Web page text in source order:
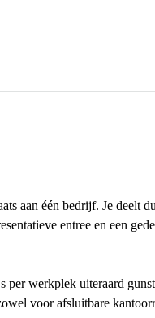
aan één bedrijf. Je deelt
entree en een
per werkplek uiteraard
voor afsluitbare